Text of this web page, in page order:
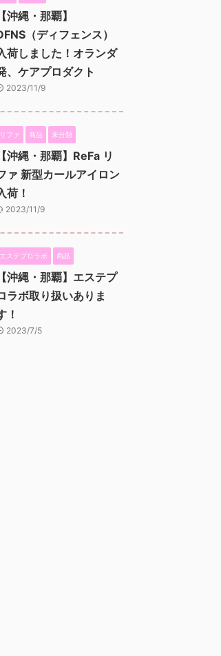
【沖縄・那覇】
（ディフェンス）
荷しました！オランダ
、ケアプロダクト
2023/11/9
リファ 商品 未分類
【沖縄・那覇】ReFa リ
ァ 新型カールアイロン
荷！
2023/11/9
エステプロラボ 商品
【沖縄・那覇】エステプ
ラボ取り扱いありま
！
2023/7/5